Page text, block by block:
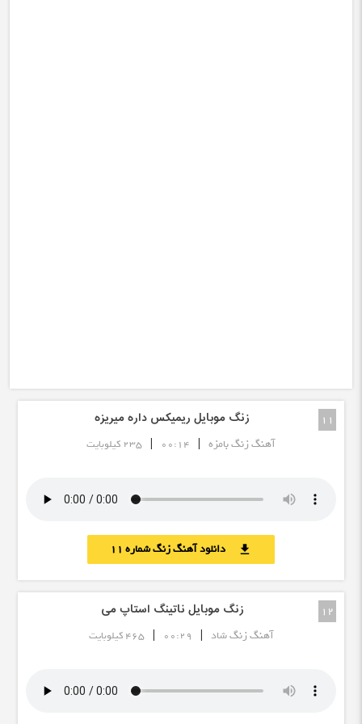
11 زنگ موبایل ریمیکس داره میریزه
آهنگ زنگ بامزه |
00:14
| 235 کیلوبایت
download دانلود آهنگ زنگ شماره 11
12 زنگ موبایل ناتینگ استاپ می
آهنگ زنگ شاد |
00:29
| 465 کیلوبایت